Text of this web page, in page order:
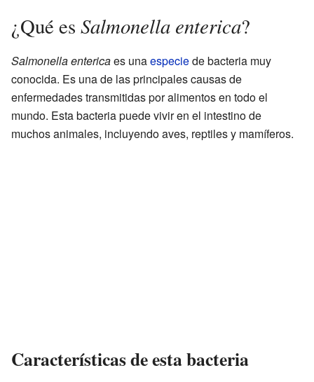
¿Qué es Salmonella enterica?
Salmonella entericaes unaespeciede bacteria muy
conocida. Es una de las principales causas de
enfermedades transmitidas por alimentos en todo el
mundo. Esta bacteria puede vivir en el intestino de
muchos animales, incluyendo aves, reptiles y mamíferos.
Características de esta bacteria